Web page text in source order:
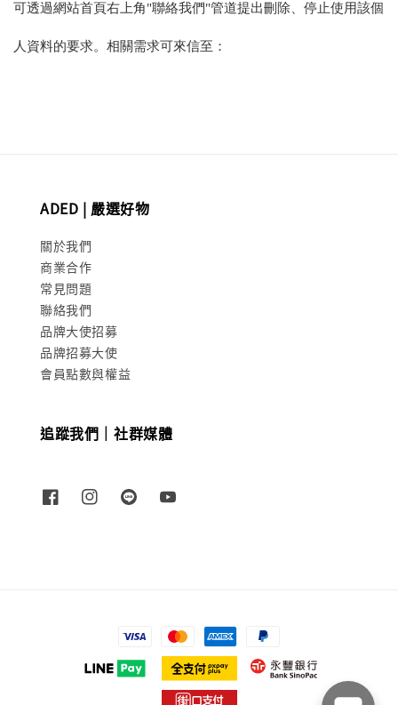
可透過網站首頁右上角"聯絡我們"管道提出刪除、停止使用該個
人資料的要求。 相關需求可來信至：
ADED | 嚴選好物
關於我們
商業合作
常見問題
聯絡我們
品牌大使招募
品牌招募大使
會員點數與權益
追蹤我們｜社群媒體